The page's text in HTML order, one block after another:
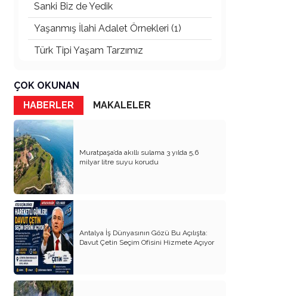
Sanki Biz de Yedik
Yaşanmış İlahi Adalet Örnekleri (1)
Türk Tipi Yaşam Tarzımız
Katil Ağaçlar
Keşke Herkes Sevdiği ve İyi Bildiği İşi
Yapsa
Veda Mektubum
Avm’ler Sinek Avlıyor
Hangi Gazetecilerin Günü?
Çok Para, Çok Bela
Geçen Yıldan Akılda Kalanlar
Yeni Yıl Duam
Çağımızın Hastalığı Madde Bağımlılığı
ÇOK OKUNAN
HABERLER
MAKALELER
Muratpaşa’da akıllı sulama 3 yılda 5,6
milyar litre suyu korudu
Antalya İş Dünyasının Gözü Bu Açılışta:
Davut Çetin Seçim Ofisini Hizmete Açıyor